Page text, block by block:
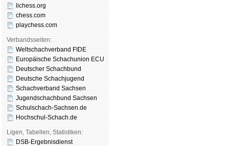
lichess.org
chess.com
playchess.com
Verbandsseiten:
Weltschachverband FIDE
Europäische Schachunion ECU
Deutscher Schachbund
Deutsche Schachjugend
Schachverband Sachsen
Jugendschachbund Sachsen
Schulschach-Sachsen.de
Hochschul-Schach.de
Ligen, Tabellen, Statistiken:
DSB-Ergebnisdienst